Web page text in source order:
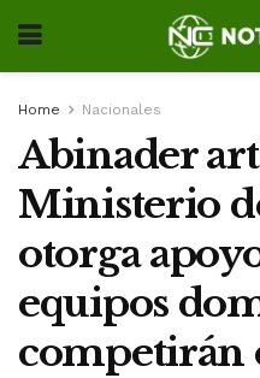
Home Nacionales
Abinader
Ministerio
otorga
equipos
competirán